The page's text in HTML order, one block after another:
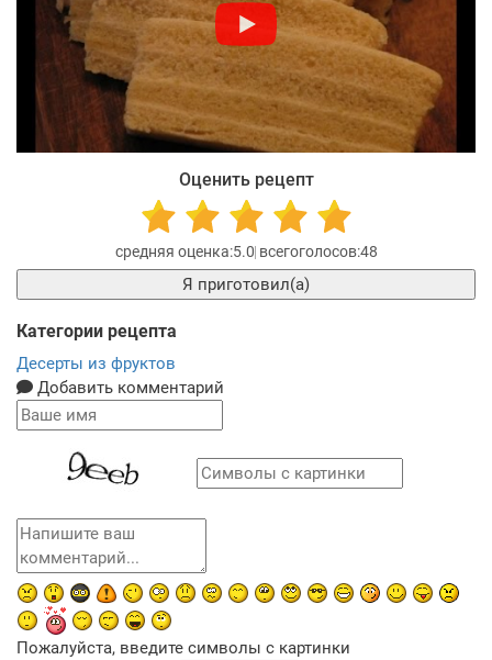
Оценить рецепт
5.0 48
Я приготовил(а)
Категории рецепта
Десерты из фруктов
Добавить комментарий
Пожалуйста, введите символы с картинки